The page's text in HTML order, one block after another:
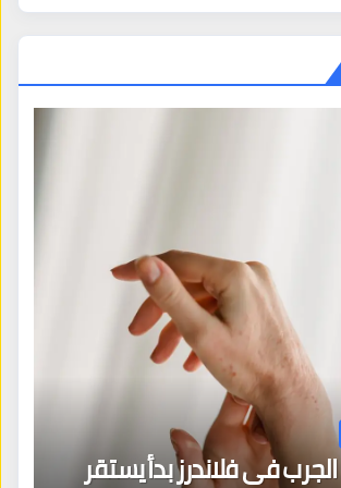
الصحة والعلاج
دراسة عن علاقة شرب
خطر الوفاة المبكرة